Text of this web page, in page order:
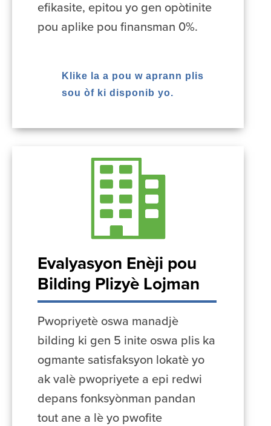
efikasite, epitou yo gen opòtinite
pou aplike pou finansman 0%.
Klike la a pou w aprann plis
sou òf ki disponib yo.
Evalyasyon Enèji pou
Bilding Plizyè Lojman
Pwopriyetè oswa manadjè
bilding ki gen 5 inite oswa plis ka
ogmante satisfaksyon lokatè yo
ak valè pwopriyete a epi redwi
depans fonksyònman pandan
tout ane a lè yo pwofite